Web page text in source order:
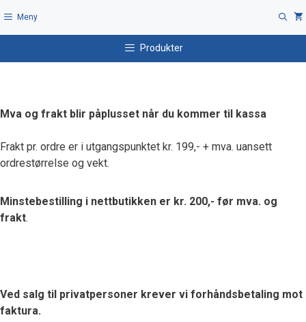
til
Meny
Produkter
Mva og frakt blir påplusset når du kommer til kassa
Frakt pr. ordre er i utgangspunktet kr. 199,- + mva. uansett
ordrestørrelse og vekt.
Minstebestilling i nettbutikken er kr. 200,- før mva. og
frakt.
Ved salg til privatpersoner krever vi forhåndsbetaling mot
faktura.